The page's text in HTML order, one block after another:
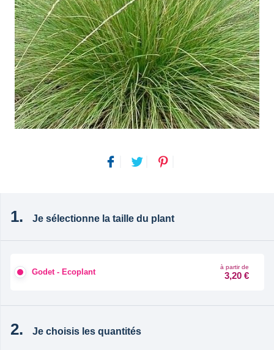
Je sélectionne la taille du plant
Godet - Ecoplant
à partir de
3,20 €
Je choisis les quantités